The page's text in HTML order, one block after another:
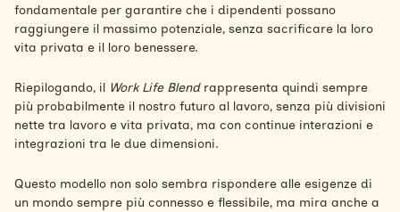
fondamentale per garantire che i dipendenti possano
raggiungere il massimo potenziale, senza sacrificare la loro
vita privata e il loro benessere.
Riepilogando, il Work Life Blend rappresenta quindi sempre
più probabilmente il nostro futuro al lavoro, senza più divisioni
nette tra lavoro e vita privata, ma con continue interazioni e
integrazioni tra le due dimensioni.
Questo modello non solo sembra rispondere alle esigenze di
un mondo sempre più connesso e flessibile, ma mira anche a